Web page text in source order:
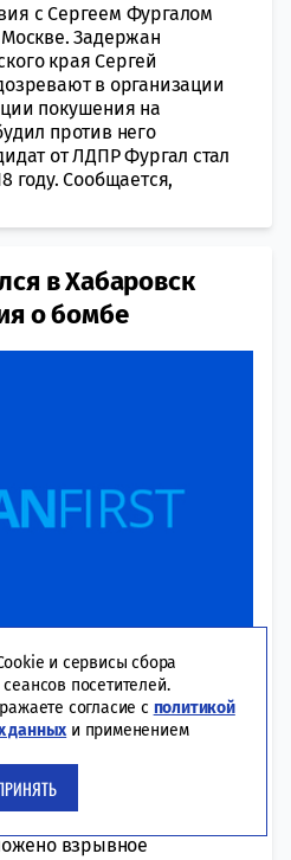
с Сергеем Фургалом
Москве. Задержан
края Сергей
в организации
покушения на
против него
от ЛДПР Фургал стал
году. Сообщается,
в Хабаровск
о бомбе
— 262 пассажира и 10
самолет
в Москву,
взрывное
и сервисы сбора
посетителей.
согласие с политикой
данных и применением